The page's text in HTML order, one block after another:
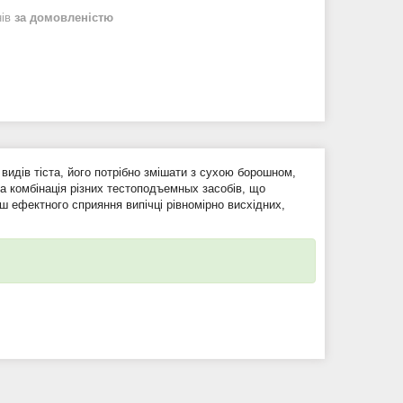
за домовленістю
тіста, його потрібно змішати з сухою борошном,
різних тестоподъемных засобів, що
сприяння випічці рівномірно висхідних,